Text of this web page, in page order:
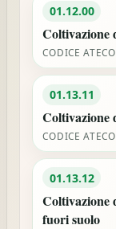
01.12.00
Coltivazione
CODICE ATECO
01.13.11
Coltivazione
CODICE ATECO
01.13.12
Coltivazione
fuori suolo